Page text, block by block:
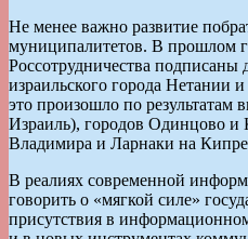
Не менее важно развитие
муниципалитетов. В прошлом
Россотрудничества
израильского города Нетании
это произошло по результатам
Израиль), городов Одинцово и
Владимира и Ларнаки на
В реалиях современной
говорить о «мягкой силе»
присутствия в